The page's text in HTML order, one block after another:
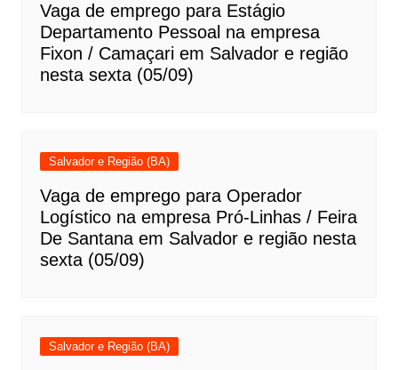
Vaga de emprego para Estágio
Departamento Pessoal na empresa
Fixon / Camaçari em Salvador e região
nesta sexta (05/09)
Salvador e Região (BA)
Vaga de emprego para Operador
Logístico na empresa Pró-Linhas / Feira
De Santana em Salvador e região nesta
sexta (05/09)
Salvador e Região (BA)